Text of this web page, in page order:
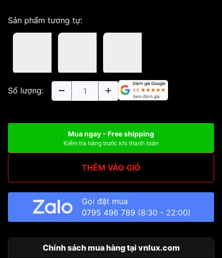
Sản phẩm tương tự:
Số lượng:
Mua ngay - Free shipping
Kiểm tra hàng trước khi thanh toán
THÊM VÀO GIỎ
Gọi đặt mua
0795 496 789 (8:30 - 22:00)
Chính sách mua hàng tại vnlux.com